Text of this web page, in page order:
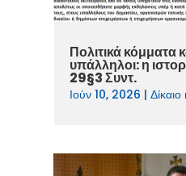
Πολιτικά κόμματα
υπάλληλοι: η
29§3 Συντ.
Ιούν 10, 2026 |